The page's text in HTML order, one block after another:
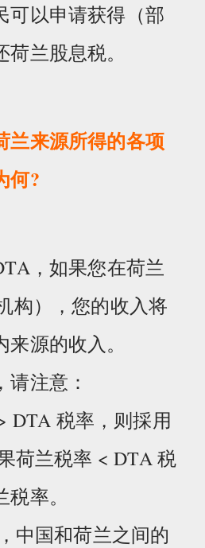
可以申请获得（部
兰股息税。
兰来源所得的各项
何?
，如果您在荷兰
构），您的收入将
源的收入。
注意：
DTA 税率，则採用
荷兰税率 < DTA 税
率。
中国和荷兰之间的